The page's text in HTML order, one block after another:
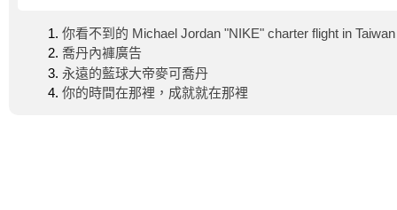
你看不到的 Michael Jordan "NIKE" charter flight in
喬丹內褲廣告
永遠的藍球大帝麥可喬丹
你的時間在那裡，成就就在那裡